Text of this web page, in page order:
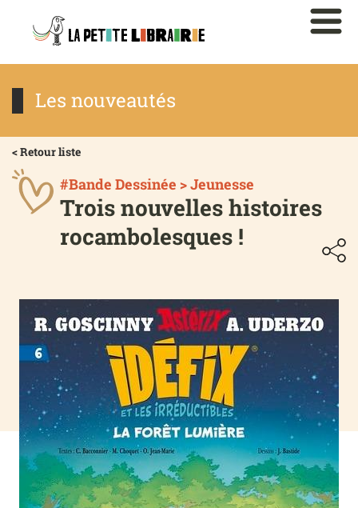
Les nouveautés
< Retour liste
#Bande Dessinée > Jeunesse
Trois nouvelles histoires
rocambolesques !